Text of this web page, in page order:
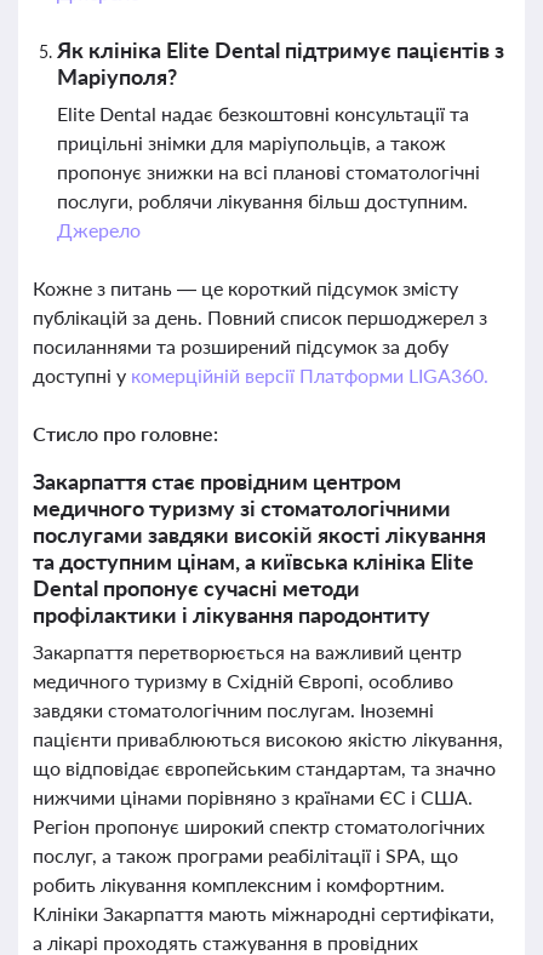
Як клініка Elite Dental підтримує пацієнтів з
Маріуполя?
Elite Dental надає безкоштовні консультації та
прицільні знімки для маріупольців, а також
пропонує знижки на всі планові стоматологічні
послуги, роблячи лікування більш доступним.
Джерело
Кожне з питань — це короткий підсумок змісту
публікацій за день. Повний список першоджерел з
посиланнями та розширений підсумок за добу
доступні у комерційній версії Платформи LIGA360.
Стисло про головне:
Закарпаття стає провідним центром
медичного туризму зі стоматологічними
послугами завдяки високій якості лікування
та доступним цінам, а київська клініка Elite
Dental пропонує сучасні методи
профілактики і лікування пародонтиту
Закарпаття перетворюється на важливий центр
медичного туризму в Східній Європі, особливо
завдяки стоматологічним послугам. Іноземні
пацієнти приваблюються високою якістю лікування,
що відповідає європейським стандартам, та значно
нижчими цінами порівняно з країнами ЄС і США.
Регіон пропонує широкий спектр стоматологічних
послуг, а також програми реабілітації і SPA, що
робить лікування комплексним і комфортним.
Клініки Закарпаття мають міжнародні сертифікати,
а лікарі проходять стажування в провідних